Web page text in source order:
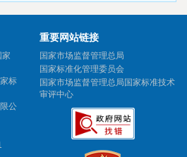
家
标
公
重要网站链接
国家市场监督管理总局
国家标准化管理委员会
国家市场监督管理总局国家标准技术
审评中心